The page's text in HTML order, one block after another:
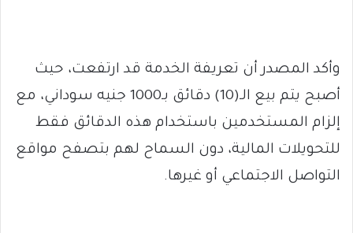
وأكد المصدر أن تعريفة الخدمة قد ارتفعت، حيث
أصبح يتم بيع الـ(10) دقائق بـ1000 جنيه سوداني، مع
إلزام المستخدمين باستخدام هذه الدقائق فقط
للتحويلات المالية، دون السماح لهم بتصفح مواقع
التواصل الاجتماعي أو غيرها.